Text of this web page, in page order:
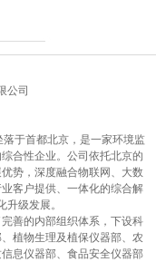
公司
于首都北京，是一家环境监
合性企业。公司依托北京的
势，深度融合物联网、大数
客户提供、一体化的综合解
级发展。
善的内部组织体系，下设科
植物生理及植保仪器部、农
息仪器部、食品安全仪器部